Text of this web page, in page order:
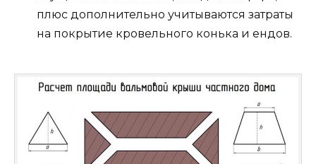
плюс дополнительно учитываются затраты
на покрытие кровельного конька и ендов.